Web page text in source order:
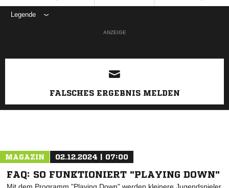
Legende
ANZEIGE
FALSCHES ERGEBNIS MELDEN
MAGAZIN 02.12.2024 | 07:00
FAQ: SO FUNKTIONIERT "PLAYING DOWN"